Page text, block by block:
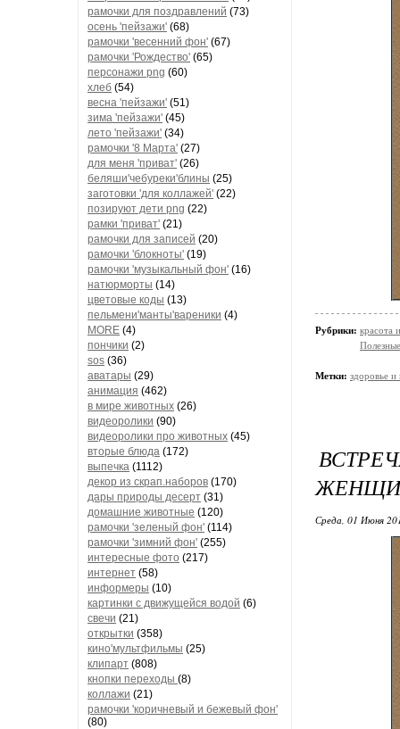
рамочки для поздравлений (73)
осень 'пейзажи' (68)
рамочки 'весенний фон' (67)
рамочки 'Рождество' (65)
персонажи png (60)
хлеб (54)
весна 'пейзажи' (51)
зима 'пейзажи' (45)
лето 'пейзажи' (34)
рамочки '8 Марта' (27)
для меня 'приват' (26)
беляши'чебуреки'блины (25)
заготовки 'для коллажей' (22)
позируют дети png (22)
рамки 'приват' (21)
рамочки для записей (20)
рамочки 'блокноты' (19)
рамочки 'музыкальный фон' (16)
натюрморты (14)
цветовые коды (13)
пельмени'манты'вареники (4)
MORE (4)
пончики (2)
sos (36)
аватары (29)
анимация (462)
в мире животных (26)
видеоролики (90)
видеоролики про животных (45)
вторые блюда (172)
выпечка (1112)
декор из скрап.наборов (170)
дары природы десерт (31)
домашние животные (120)
рамочки 'зеленый фон' (114)
рамочки 'зимний фон' (255)
интересные фото (217)
интернет (58)
информеры (10)
картинки с движущейся водой (6)
свечи (21)
открытки (358)
кино'мультфильмы (25)
клипарт (808)
кнопки переходы (8)
коллажи (21)
рамочки 'коричневый и бежевый фон'
(80)
Рубрики: красота
Метки: здоровье и
Среда, 01 Июня